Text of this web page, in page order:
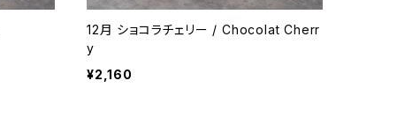
12月 ショコラチェリー / Chocolat Cherr
y
¥2,160